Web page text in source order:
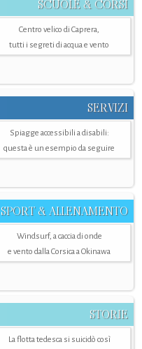
SCUOLE & CORSI
Centro velico di Caprera,
tutti i segreti di acqua e vento
SERVIZI
Spiagge accessibili a disabili:
questa è un esempio da seguire
SPORT & ALLENAMENTO
Windsurf, a caccia di onde
e vento dalla Corsica a Okinawa
STORIE
La flotta tedesca si suicidò così